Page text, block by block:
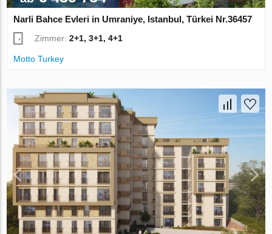
Narli Bahce Evleri in Umraniye, Istanbul, Türkei Nr.36457
Zimmer:2+1, 3+1, 4+1
Motto Turkey